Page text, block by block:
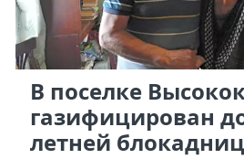
В поселке
газифицирован
летней